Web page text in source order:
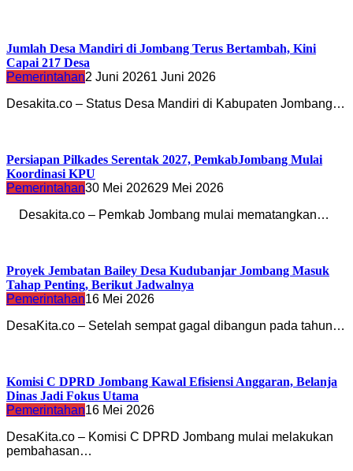
Jumlah Desa Mandiri di Jombang Terus Bertambah, Kini
Capai 217 Desa
Pemerintahan2 Juni 20261 Juni 2026
Desakita.co – Status Desa Mandiri di Kabupaten Jombang…
Persiapan Pilkades Serentak 2027, PemkabJombang Mulai
Koordinasi KPU
Pemerintahan30 Mei 202629 Mei 2026
Desakita.co – Pemkab Jombang mulai mematangkan…
Proyek Jembatan Bailey Desa Kudubanjar Jombang Masuk
Tahap Penting, Berikut Jadwalnya
Pemerintahan16 Mei 2026
DesaKita.co – Setelah sempat gagal dibangun pada tahun…
Komisi C DPRD Jombang Kawal Efisiensi Anggaran, Belanja
Dinas Jadi Fokus Utama
Pemerintahan16 Mei 2026
DesaKita.co – Komisi C DPRD Jombang mulai melakukan
pembahasan…